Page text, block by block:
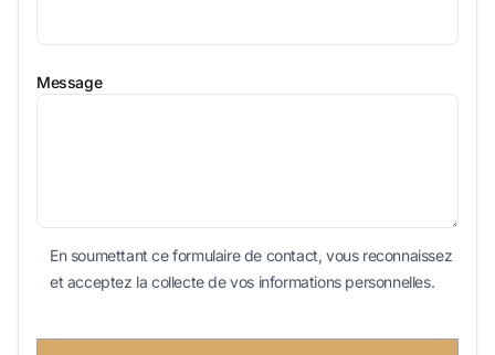
Message
En soumettant ce formulaire de contact, vous reconnaissez
et acceptez la collecte de vos informations personnelles.